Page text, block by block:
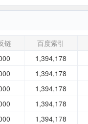
链 百度索引
1,394,178
1,394,178
1,394,178
1,394,178
1,394,178